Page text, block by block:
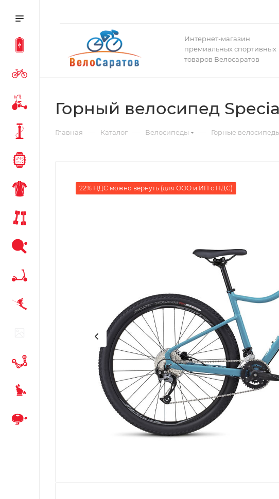
Интернет-магазин
премиальных спортивных
товаров Велосаратов
Горный велосипед
Главная — Каталог — Велосипеды — Горные
22% НДС можно вернуть (для ООО и ИП с НДС)